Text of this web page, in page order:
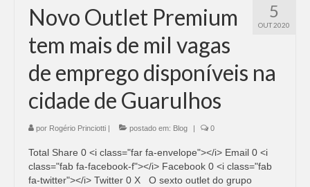
Blog
Fale Conosco
5
OUT 2020
Novo Outlet Premium
tem mais de mil vagas
de emprego disponíveis na
cidade de Guarulhos
por Rogério Princiotti postado em: Blog 0
Total Share 0 <i class="far fa-envelope"></i> Email 0 <i
class="fab fa-facebook-f"></i> Facebook 0 <i class="fab
fa-twitter"></i> Twitter 0 X O sexto outlet do grupo